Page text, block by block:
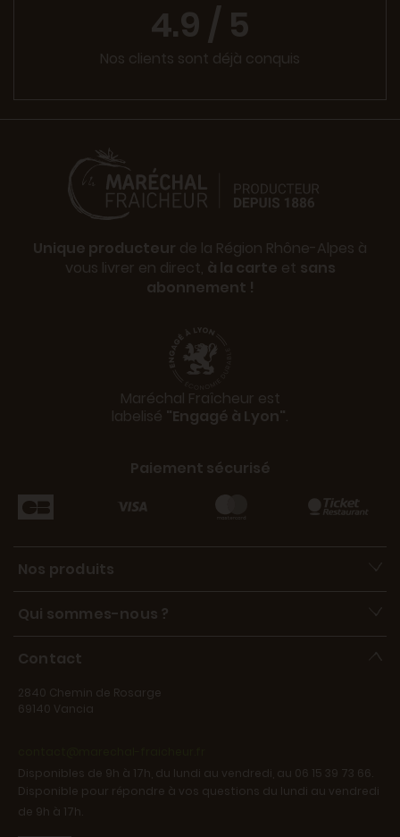
4.9 / 5
Nos clients sont déjà conquis
Unique producteur de la Région Rhône-Alpes à
vous livrer en direct, à la carte et sans
abonnement !
Maréchal Fraîcheur est
labelisé "Engagé à Lyon".
Paiement sécurisé
Nos produits
Qui sommes-nous ?
Contact
2840 Chemin de Rosarge
69140 Vancia
Disponibles de 9h à 17h, du lundi au vendredi, au 06 15 39 73 66.
Disponible pour répondre à vos questions du lundi au vendredi
de 9h à 17h.